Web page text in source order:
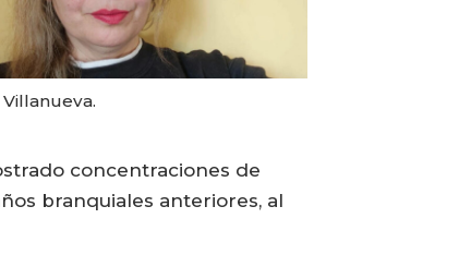
concentraciones de
branquiales anteriores, al